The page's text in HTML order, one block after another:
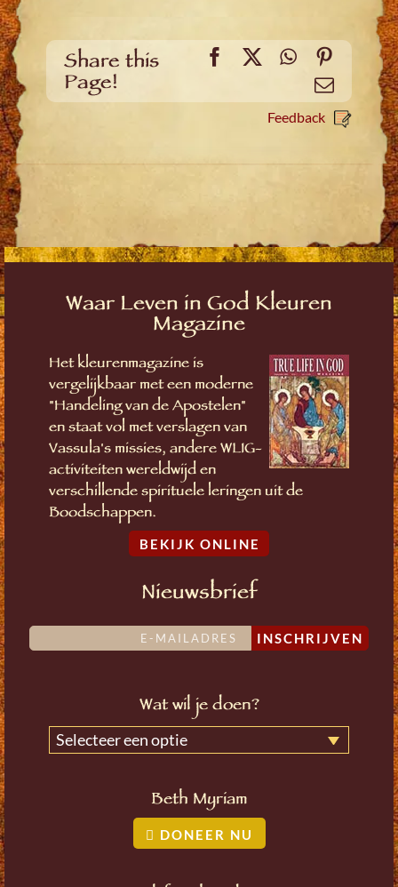
Share this
Page!
Facebook
X WhatsApp
Email
Feedback
Waar Leven in God Kleuren
Magazine
Het kleurenmagazine is
vergelijkbaar met een moderne
"Handeling van de Apostelen"
en staat vol met verslagen van
Vassula's missies, andere WLIG-
activiteiten wereldwijd en
verschillende spirituele leringen uit de
Boodschappen.
BEKIJK ONLINE
Nieuwsbrief
INSCHRIJVEN
Wat wil je doen?
Selecteer een optie
Beth Myriam
DONEER NU